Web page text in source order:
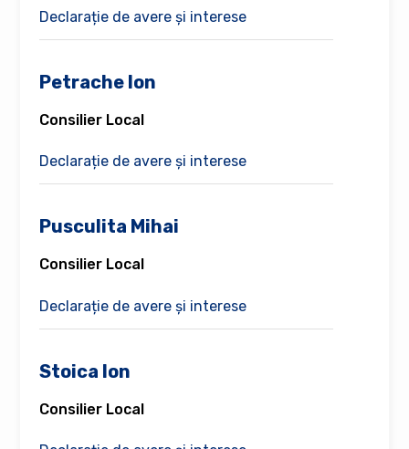
Declarație de avere și interese
Petrache Ion
Consilier Local
Declarație de avere și interese
Pusculita Mihai
Consilier Local
Declarație de avere și interese
Stoica Ion
Consilier Local